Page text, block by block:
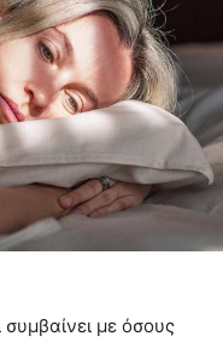
συμβαίνει με όσους